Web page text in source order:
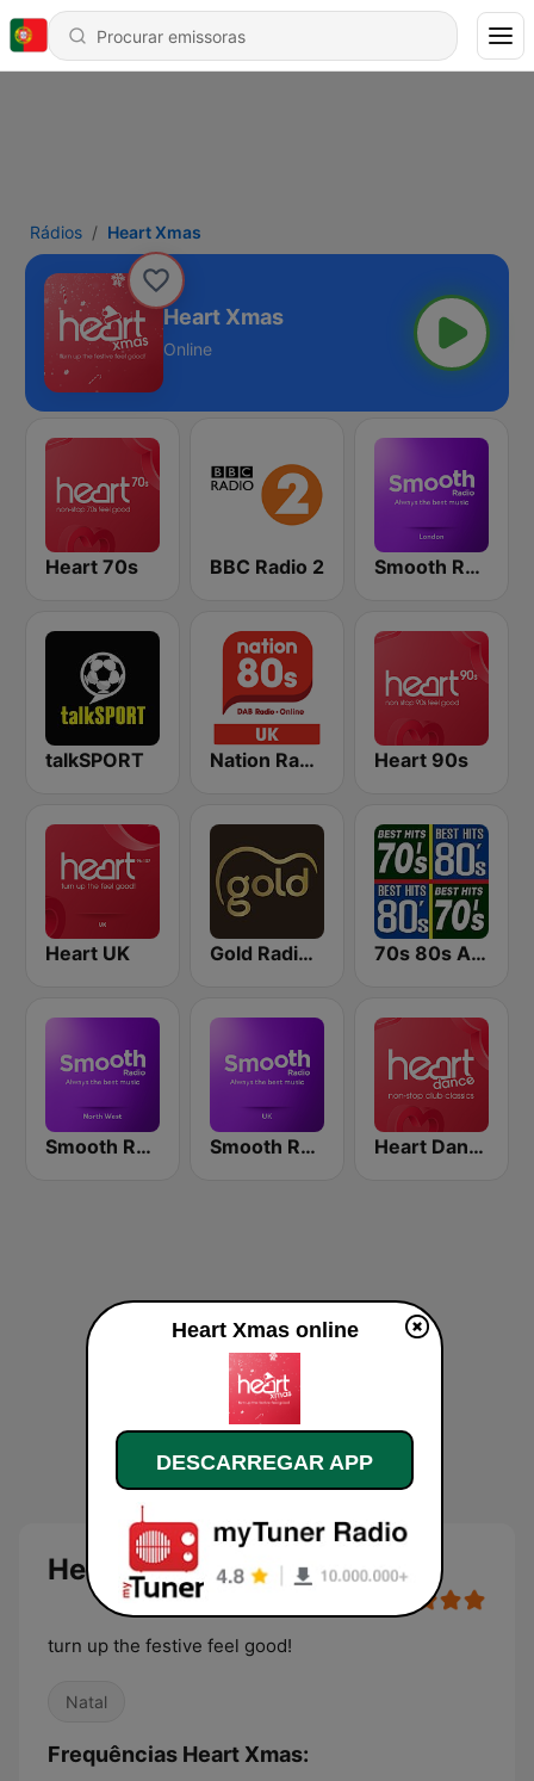
Rádios Heart Xmas
Heart Xmas
Online
Heart 70s BBC Radio 2 Smooth Radio London
talkSPORT Nation Radio 80s Heart 90s
Heart UK Gold Radio UK 70s 80s All Time Greatest
Smooth Radio North West Smooth Radio UK Heart Dance
Heart Xmas
turn up the festive feel good!
Natal
Frequências Heart Xmas:
Heart Xmas online
DESCARREGAR APP